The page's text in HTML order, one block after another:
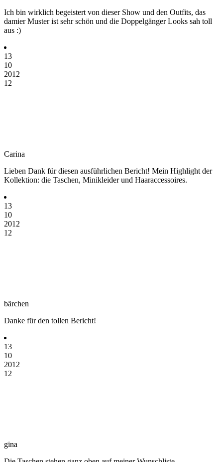
Ich bin wirklich begeistert von dieser Show und den Outfits, das
damier Muster ist sehr schön und die Doppelgänger Looks sah toll
aus :)
13
10
2012
12
Carina
Lieben Dank für diesen ausführlichen Bericht! Mein Highlight der
Kollektion: die Taschen, Minikleider und Haaraccessoires.
13
10
2012
12
bärchen
Danke für den tollen Bericht!
13
10
2012
12
gina